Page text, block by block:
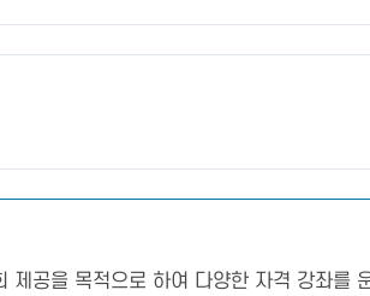
제공을 목적으로 하여 다양한 자격 강좌